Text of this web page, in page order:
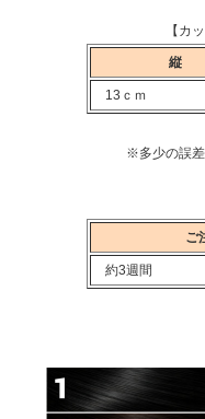
【カ
縦
13ｃｍ
※多少の誤差
ご
約3週間